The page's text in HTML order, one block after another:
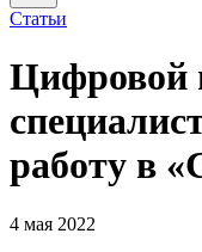
Статьи
Цифровой
работу в
4 мая 2022